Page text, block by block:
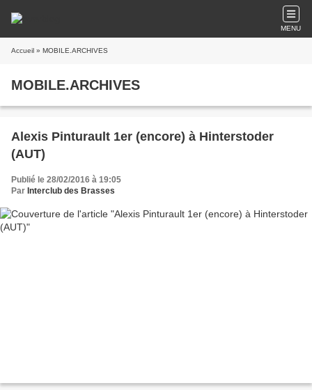
MENU
Accueil » MOBILE.ARCHIVES
MOBILE.ARCHIVES
Alexis Pinturault 1er (encore) à Hinterstoder
(AUT)
Publié le 28/02/2016 à 19:05
Par Interclub des Brasses